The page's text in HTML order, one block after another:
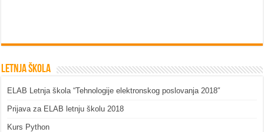
Letnja škola
ELAB Letnja škola “Tehnologije elektronskog poslovanja 2018″
Prijava za ELAB letnju školu 2018
Kurs Python